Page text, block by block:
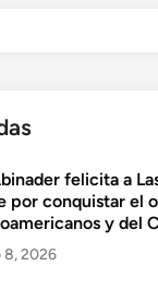
felicita a
por conquistar el
y del
8, 2026